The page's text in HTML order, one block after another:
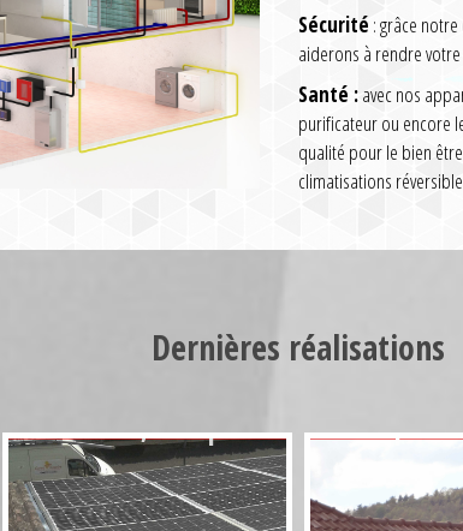
Sécurité : grâce
aiderons à rendre
Santé :avec nos
purificateur ou encore
qualité pour le bien
climatisations
Dernières réalisations
Rivsol 5,8 couplé